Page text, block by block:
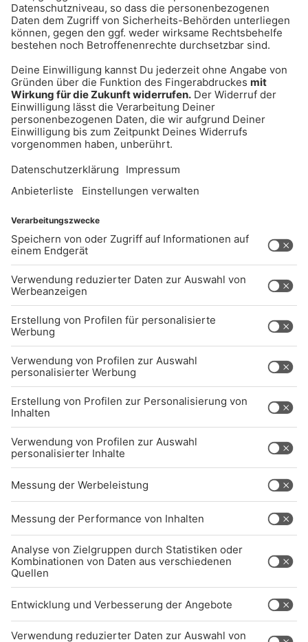
UNTERNEHMEN
Kontakt
Jobs
Sendeempfang
Über uns
BARRIEREFREIHEIT: WIR ARBEITEN DERZEIT
AKTIV DARAN, UNSERE WEBSITE
BARRIEREFREI ZU GESTALTEN - GEMÄSS D
EN ANFORDERUNGEN DES B
ARRIEREFREIHEITSSTÄRKUNGSGESETZES. W
ENN SIE AUF BARRIEREN STOSSEN ODER UN
NTAKTIEREN SIE UNS GERNE.
Studio-Hotline
(089) 38 38 38 38
info@radiogong.de